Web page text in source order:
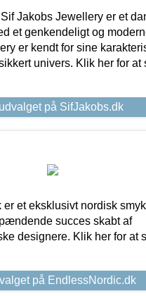
Jakobs Jewellery er et
et genkendeligt og
er kendt for sine
univers. Klik her for at
på SifJakobs.dk
et eksklusivt nordisk
succes skabt af
designere. Klik her for at
på EndlessNordic.dk